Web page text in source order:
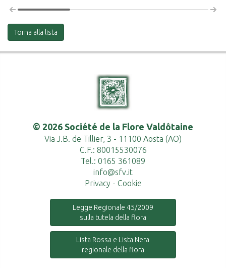
Torna alla lista
© 2026 Société de la Flore Valdôtaine
Via J.B. de Tillier, 3 - 11100 Aosta (AO)
C.F.: 80015530076
Tel.: 0165 361089
info@sfv.it
Privacy - Cookie
Legge Regionale 45/2009
sulla tutela della flora
Lista Rossa e Lista Nera
regionale della flora